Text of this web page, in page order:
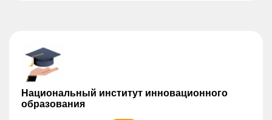
Национальный институт инновационного
образования